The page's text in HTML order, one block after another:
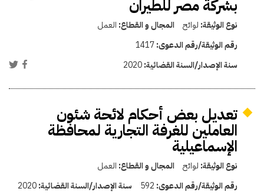
بشركة مصر للطيران
نوع الوثيقة: لوائح المجال و القطاع: العمل
رقم الوثيقة/رقم الدعوى:1417
سنة الإصدار/السنة القضائية:2020
تعديل بعض أحكام لائحة شئون
العاملين للغرفة التجارية لمحافظة
الإسماعيلية
نوع الوثيقة: لوائح المجال و القطاع: العمل
رقم الوثيقة/رقم الدعوى: 592 سنة الإصدار/السنة القضائية:2020